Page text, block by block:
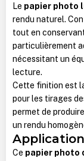
Le papier photo
rendu naturel.
tout en
particulièrement
nécessitant un
lecture.
Cette finition est
pour les tirages
permet de
un rendu
Ce papier photo